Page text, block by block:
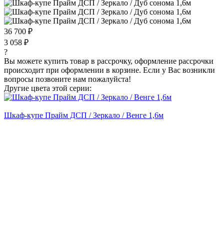
36 700 ₽
3 058 ₽
?
Вы можете купить товар в рассрочку, оформление рассрочки
происходит при оформлении в корзине. Если у Вас возникли
вопросы позвоните нам пожалуйста!
Другие цвета этой серии:
Шкаф-купе Прайм ДСП / Зеркало / Венге 1,6м